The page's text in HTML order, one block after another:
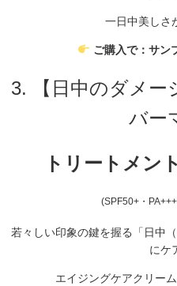
一日中美しさ
ご購入で：サン
3. 【日中のダメー
バー
トリートメン
(SPF50+・
若々しい印象の鍵を握る「日中
にケ
エイジングケアクリーム